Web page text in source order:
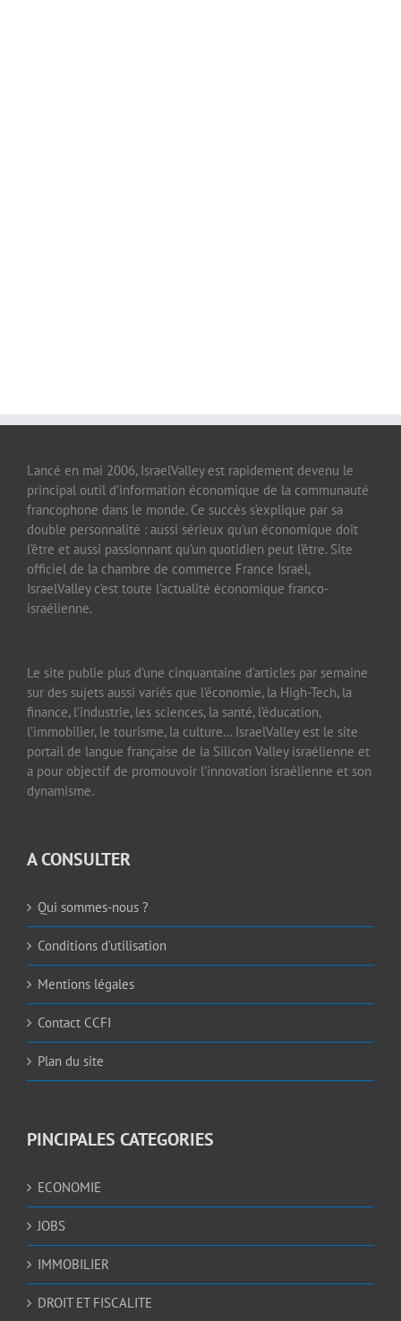
Lancé en mai 2006, IsraelValley est rapidement devenu le
principal outil d’information économique de la communauté
francophone dans le monde. Ce succès s’explique par sa
double personnalité : aussi sérieux qu’un économique doit
l’être et aussi passionnant qu’un quotidien peut l’être. Site
officiel de la chambre de commerce France Israël,
IsraelValley c’est toute l’actualité économique franco-
israélienne.
Le site publie plus d’une cinquantaine d’articles par semaine
sur des sujets aussi variés que l’économie, la High-Tech, la
finance, l’industrie, les sciences, la santé, l’éducation,
l’immobilier, le tourisme, la culture… IsraelValley est le site
portail de langue française de la Silicon Valley israélienne et
a pour objectif de promouvoir l’innovation israélienne et son
dynamisme.
A CONSULTER
Qui sommes-nous ?
Conditions d’utilisation
Mentions légales
Contact CCFI
Plan du site
PINCIPALES CATEGORIES
ECONOMIE
JOBS
IMMOBILIER
DROIT ET FISCALITE